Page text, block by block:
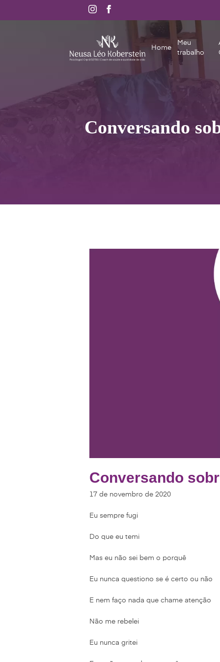
Home
Meu
trabalho
Conversando
Conversando
17 de novembro de 2020
Eu sempre fugi
Do que eu temi
Mas eu não sei bem o porquê
Eu nunca questiono se é certo ou não
E nem faço nada que chame atenção
Não me rebelei
Eu nunca gritei